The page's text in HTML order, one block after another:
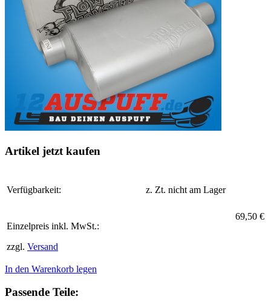
Artikel jetzt kaufen
Verfügbarkeit: z. Zt. nicht am Lager
Einzelpreis inkl. MwSt.:
zzgl. Versand
69,50 €
In den Warenkorb legen
Passende Teile: